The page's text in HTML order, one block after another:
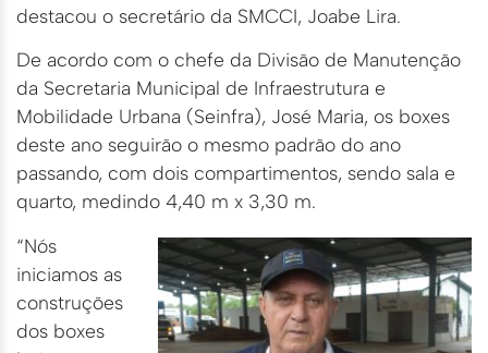
destacou o secretário da SMCCI, Joabe Lira.
De acordo com o chefe da Divisão de Manutenção
da Secretaria Municipal de Infraestrutura e
Mobilidade Urbana (Seinfra), José Maria, os boxes
deste ano seguirão o mesmo padrão do ano
passando, com dois compartimentos, sendo sala e
quarto, medindo 4,40 m x 3,30 m.
“Nós
iniciamos as
construções
dos boxes